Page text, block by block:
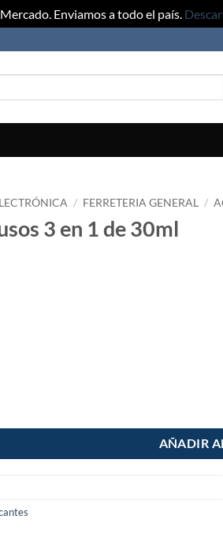
Enviamos a todo el país.
/ FERRETERIA GENERAL /
3 en 1 de 30ml
AÑADIR